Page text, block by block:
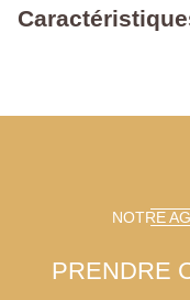
NOTRE
PRENDRE